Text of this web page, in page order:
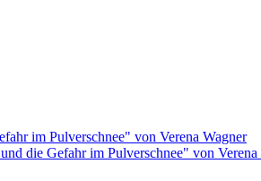
die Gefahr im Pulverschnee" von Verena